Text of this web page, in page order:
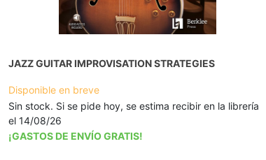
JAZZ GUITAR IMPROVISATION STRATEGIES
Disponible en breve
Sin stock. Si se pide hoy, se estima recibir en la librería
el 14/08/26
¡GASTOS DE ENVÍO GRATIS!